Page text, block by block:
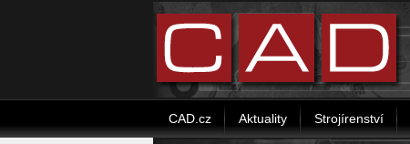
CAD.cz Aktuality Strojírenství